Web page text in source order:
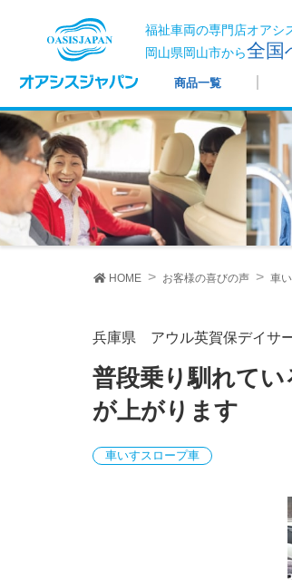
福祉車両の専門店オアシ
岡山県岡山市から全国
商品一覧
HOME お客様の喜びの声 車
兵庫県 アウル英賀保デイサ
普段乗り馴れている軽自動車が送迎車に加わることにより効率
が上がります
車いすスロープ車